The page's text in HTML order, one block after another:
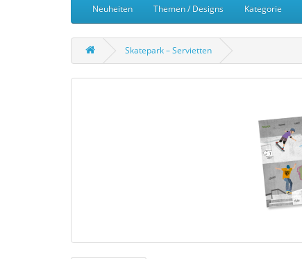
Neuheiten Themen / Designs Kategorie
Skatepark – Servietten